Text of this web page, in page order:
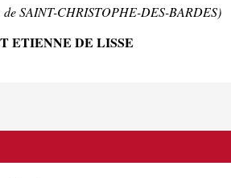
de SAINT-CHRISTOPHE-DES-BARDES)
ETIENNE DE LISSE